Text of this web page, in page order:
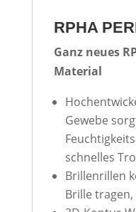
RPHA
Ganz neues
Material
Gewebe
schnelles
Brillenrillen
Brille